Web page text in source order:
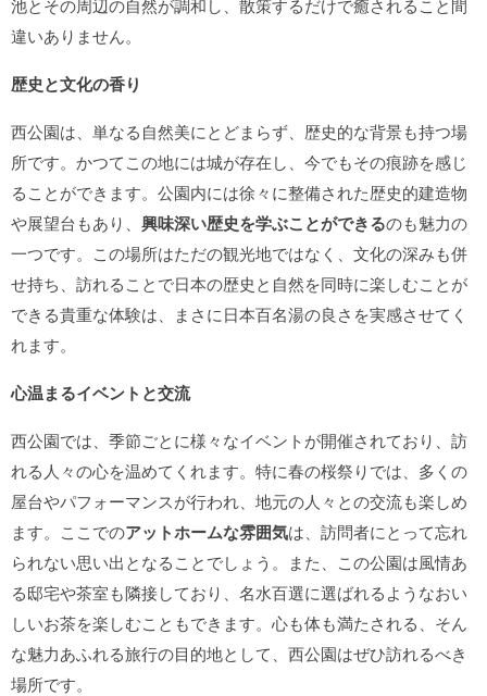
池とその周辺の自然が調和し、散策するだけで癒されること間
違いありません。
歴史と文化の香り
西公園は、単なる自然美にとどまらず、歴史的な背景も持つ場
所です。かつてこの地には城が存在し、今でもその痕跡を感じ
ることができます。公園内には徐々に整備された歴史的建造物
や展望台もあり、 興味深い歴史を学ぶことができるのも魅力の
一つです。この場所はただの観光地ではなく、文化の深みも併
せ持ち、訪れることで日本の歴史と自然を同時に楽しむことが
できる貴重な体験は、まさに日本百名湯の良さを実感させてく
れます。
心温まるイベントと交流
西公園では、季節ごとに様々なイベントが開催されており、訪
れる人々の心を温めてくれます。特に春の桜祭りでは、多くの
屋台やパフォーマンスが行われ、地元の人々との交流も楽しめ
ます。ここでのアットホームな雰囲気は、訪問者にとって忘れ
られない思い出となることでしょう。また、この公園は風情あ
る邸宅や茶室も隣接しており、名水百選に選ばれるようなおい
しいお茶を楽しむこともできます。心も体も満たされる、そん
な魅力あふれる旅行の目的地として、西公園はぜひ訪れるべき
場所です。